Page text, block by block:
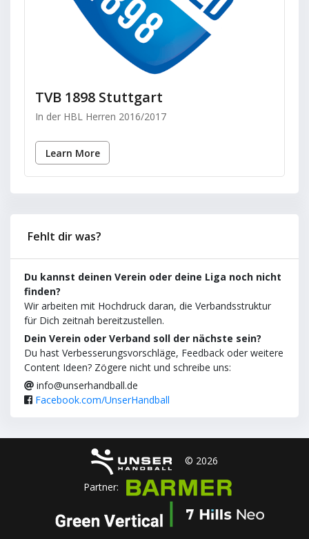
TVB 1898 Stuttgart
In der HBL Herren 2016/2017
Learn More
Fehlt dir was?
Du kannst deinen Verein oder deine Liga noch nicht
finden?
Wir arbeiten mit Hochdruck daran, die Verbandsstruktur
für Dich zeitnah bereitzustellen.
Dein Verein oder Verband soll der nächste sein?
Du hast Verbesserungsvorschläge, Feedback oder weitere
Content Ideen? Zögere nicht und schreibe uns:
info@unserhandball.de
Facebook.com/UnserHandball
© 2026
Partner: